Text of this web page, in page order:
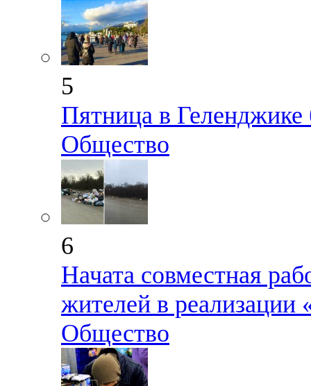
5
Пятница в Геленджике
Общество
6
Начата совместная
жителей в
Общество